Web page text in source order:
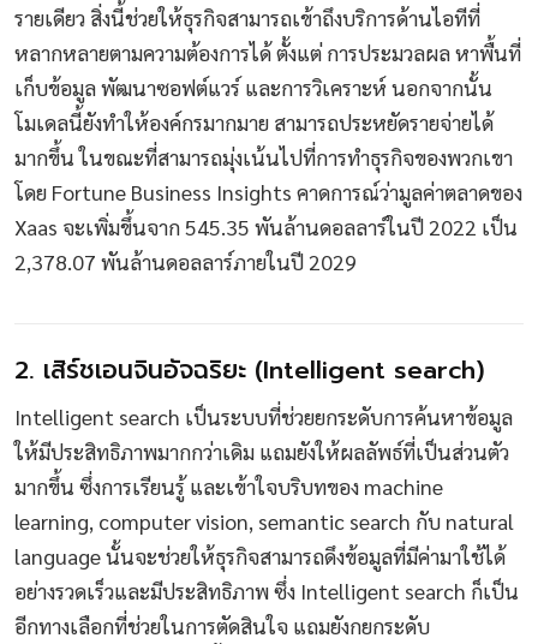
รายเดียว สิ่งนี้ช่วยให้ธุรกิจสามารถเข้าถึงบริการด้านไอทีที่
หลากหลายตามความต้องการได้ ตั้งแต่ การประมวลผล หาพื้นที่
เก็บข้อมูล พัฒนาซอฟต์แวร์ และการวิเคราะห์ นอกจากนั้น
โมเดลนี้ยังทำให้องค์กรมากมาย สามารถประหยัดรายจ่ายได้
มากขึ้น ในขณะที่สามารถมุ่งเน้นไปที่การทำธุรกิจของพวกเขา
โดย Fortune Business Insights คาดการณ์ว่ามูลค่าตลาดของ
Xaas จะเพิ่มขึ้นจาก 545.35 พันล้านดอลลาร์ในปี 2022 เป็น
2,378.07 พันล้านดอลลาร์ภายในปี 2029
2. เสิร์ชเอนจินอัจฉริยะ (Intelligent search)
Intelligent search เป็นระบบที่ช่วยยกระดับการค้นหาข้อมูล
ให้มีประสิทธิภาพมากกว่าเดิม แถมยังให้ผลลัพธ์ที่เป็นส่วนตัว
มากขึ้น ซึ่งการเรียนรู้ และเข้าใจบริบทของ machine
learning, computer vision, semantic search กับ natural
language นั้นจะช่วยให้ธุรกิจสามารถดึงข้อมูลที่มีค่ามาใช้ได้
อย่างรวดเร็วและมีประสิทธิภาพ ซึ่ง Intelligent search ก็เป็น
อีกทางเลือกที่ช่วยในการตัดสินใจ แถมยังกยกระดับ